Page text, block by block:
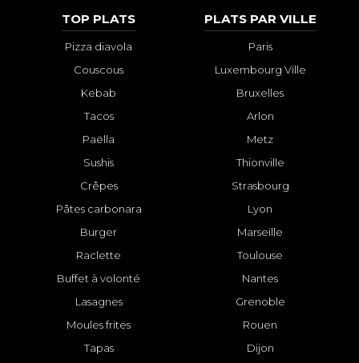
TOP PLATS
Pizza diavola
Couscous
Kebab
Tacos
Paëlla
Sushis
Crêpes
Pâtes carbonara
Burger
Raclette
Buffet à volonté
Lasagnes
Moules frites
Tapas
PLATS PAR VILLE
Paris
Luxembourg Ville
Bruxelles
Arlon
Metz
Thionville
Strasbourg
Lyon
Marseille
Toulouse
Nantes
Grenoble
Rouen
Dijon